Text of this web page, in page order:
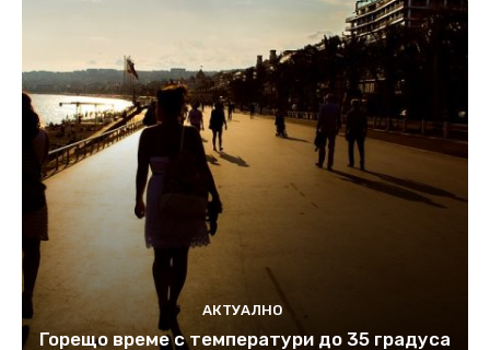
АКТУАЛНО
Горещо време с температури до 35 градуса